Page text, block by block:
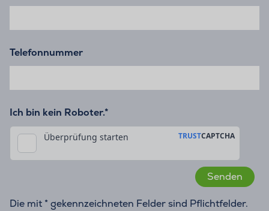
Telefonnummer
Ich bin kein Roboter.*
Die mit * gekennzeichneten Felder sind Pflichtfelder.